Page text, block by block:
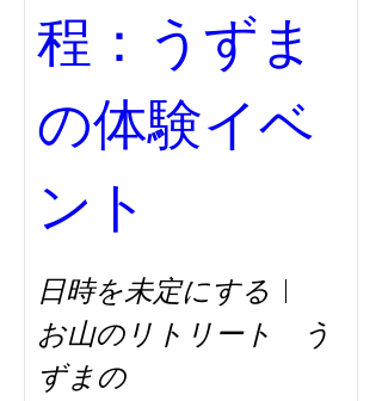
程：うずま
の体験イベ
ント
日時を未定にする
お山のリトリート う
ずまの